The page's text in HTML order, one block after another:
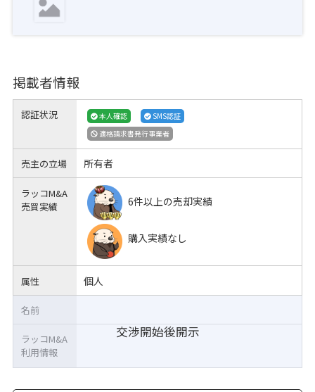
掲載者情報
認証状況 本人確認
SMS認証
適格請求書発行事業者
売主の立場 所有者
ラッコM&A
売買実績
6件以上の売却実績
購入実績なし
属性 個人
交渉開始後開示
名前
ラッコM&A
利用情報